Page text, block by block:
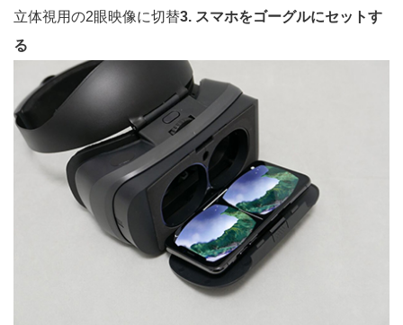
立体視用の2眼映像に切替3. スマホをゴーグルにセットす
る